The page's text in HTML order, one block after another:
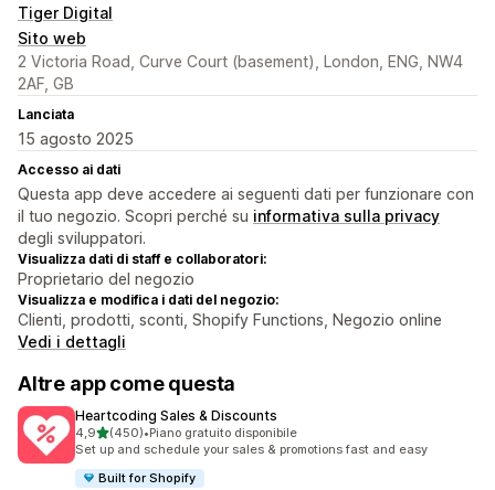
Tiger Digital
Sito web
2 Victoria Road, Curve Court (basement), London, ENG, NW4
2AF, GB
Lanciata
15 agosto 2025
Accesso ai dati
Questa app deve accedere ai seguenti dati per funzionare con
il tuo negozio. Scopri perché su informativa sulla privacy
degli sviluppatori.
Visualizza dati di staff e collaboratori:
Proprietario del negozio
Visualizza e modifica i dati del negozio:
Clienti, prodotti, sconti, Shopify Functions, Negozio online
Vedi i dettagli
Altre app come questa
Heartcoding Sales & Discounts
4,9stelle su 5
(450)
450 recensioni totali
•Piano gratuito disponibile
Set up and schedule your sales & promotions fast and easy
Built for Shopify